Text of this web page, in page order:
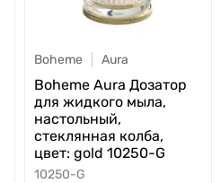
Boheme Aura
Boheme Aura Дозатор
для жидкого мыла,
настольный,
стеклянная колба,
цвет: gold 10250-G
10250-G